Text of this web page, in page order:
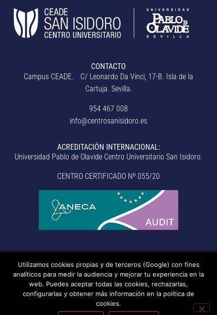
CONTACTO
Campus CEADE. C/ Leonardo Da Vinci, 17-B. Isla de la
Cartuja. Sevilla.
954 467 008
info@centrosanisidoro.es
ACREDITACIÓN INTERNACIONAL:
Universidad Pablo de Olavide Centro Universitario San Isidoro.
CENTRO CERTIFICADO Nº 055/20
© Centro Universitario San Isidoro (Sevilla), adscrito a la
Universidad Pablo de Olavide de Sevilla.– Aviso legal, política de
privacidad, uso de cookies, medidas de seguridad, código de
– Sistema interno de información –
Última
Utilizamos cookies propias y de terceros (Google) con fines
analíticos para medir la audiencia y mejorar tu experiencia en la
web. Puedes aceptar todas las cookies, rechazarlas,
configurarlas y obtener más información en la política de
cookies.